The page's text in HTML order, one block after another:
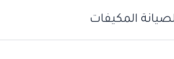
المكيفات